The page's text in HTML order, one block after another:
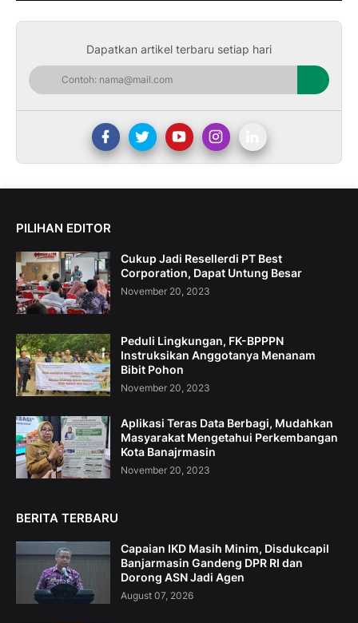
Dapatkan artikel terbaru setiap hari
PILIHAN EDITOR
Cukup Jadi Resellerdi PT Best
Corporation, Dapat Untung Besar
November 20, 2023
Peduli Lingkungan, FK-BPPPN
Instruksikan Anggotanya Menanam
Bibit Pohon
November 20, 2023
Aplikasi Teras Data Berbagi, Mudahkan
Masyarakat Mengetahui Perkembangan
Kota Banajrmasin
November 20, 2023
BERITA TERBARU
Capaian IKD Masih Minim, Disdukcapil
Banjarmasin Gandeng DPR RI dan
Dorong ASN Jadi Agen
August 07, 2026